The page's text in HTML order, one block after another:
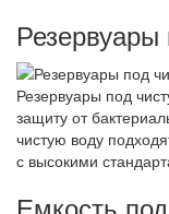
Резервуары под
защиту от
чистую воду
с высокими